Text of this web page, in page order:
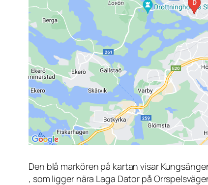
Den blå markören på kartan visar
, som ligger nära Laga Dator på